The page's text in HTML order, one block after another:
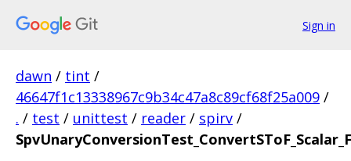
Sign in
dawn / tint /
46647f1c13338967c9b34c47a8c89cf68f25a009 /
. / test / unittest / reader / spirv /